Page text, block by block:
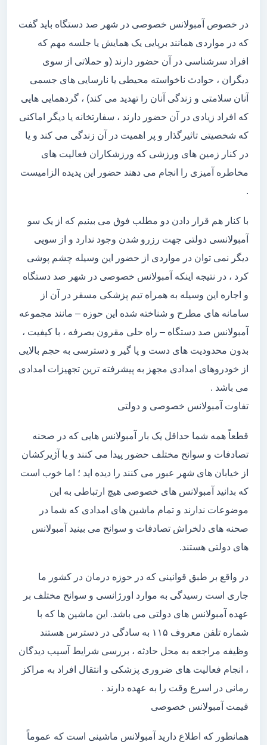
در خصوص آمبولانس خصوصی در شهر صد دستگاه باید گفت
که در مواردی همانند برپایی یک همایش یا جلسه مهم که
افراد سرشناسی در آن حضور دارند (و حملاتی از سوی
دیگران ، حوادث ناخواسته محیطی یا نارسایی های جسمی
آنان سلامتی و زندگی آنان را تهدید می کند) ، گردهمایی هایی
که افراد زیادی در آن حضور دارند ، سفارتخانه یا دیگر اماکنی
که شخصیتی تاثیرگذار و پر اهمیت در آن زندگی می کند و یا
در کنار زمین های ورزشی که ورزشکاران فعالیت های
مخاطره آمیزی را انجام می دهند حضور این پدیده الزامیست
.
با کنار هم قرار دادن دو مطلب فوق می بینیم که از یک سو
آمبولانسی دولتی جهت رزرو شدن وجود ندارد و از سویی
دیگر نمی توان در مواردی از حضور این وسیله چشم پوشی
کرد ، در نتیجه اینکه آمبولانس خصوصی در شهر صد دستگاه
و اجاره این وسیله به همراه تیم پزشکی مسقر در آن از
سامانه های مطرح و شناخته شده این حوزه – مانند مجموعه
آمبولانس صد دستگاه – راه حلی مقرون بصرفه ، با کیفیت ،
بدون محدودیت های دست و پا گیر و دسترسی به حجم بالایی
از خودروهای امدادی مجهز به پیشرفته ترین تجهیزات امدادی
می باشد .
تفاوت آمبولانس خصوصی و دولتی
قطعاً همه شما حداقل یک بار آمبولانس هایی که در صحنه
تصادفات و سوانح مختلف حضور پیدا می کنند و یا آژیرکشان
از خیابان های شهر عبور می کنند را دیده اید ؛ اما خوب است
که بدانید آمبولانس های خصوصی هیچ ارتباطی به این
موضوعات ندارند و تمام ماشین های امدادی که شما در
صحنه های دلخراش تصادفات و سوانح می بینید آمبولانس
های دولتی هستند.
در واقع بر طبق قوانینی که در حوزه درمان در کشور ما
جاری است رسیدگی به موارد اورژانسی و سوانح مختلف بر
عهده آمبولانس های دولتی می باشد. این ماشین ها که با
شماره تلفن معروف ۱۱۵ به سادگی در دسترس هستند
وظیفه مراجعه به محل حادثه ، بررسی شرایط آسیب دیدگان
، انجام فعالیت های ضروری پزشکی و انتقال افراد به مراکز
رمانی در اسرع وقت را به عهده دارند .
قیمت آمبولانس خصوصی
همانطور که اطلاع دارید آمبولانس ماشینی است که عموماً